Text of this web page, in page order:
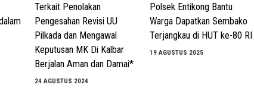
Terkait Penolakan
Pengesahan Revisi UU
Pilkada dan Mengawal
Keputusan MK Di Kalbar
Berjalan Aman dan Damai*
24 AGUSTUS 2024
Polsek Entikong Bantu
Warga Dapatkan Sembako
Terjangkau di HUT ke-80 RI
19 AGUSTUS 2025